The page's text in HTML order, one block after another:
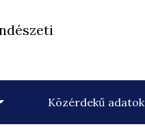
Közérdekű adatok